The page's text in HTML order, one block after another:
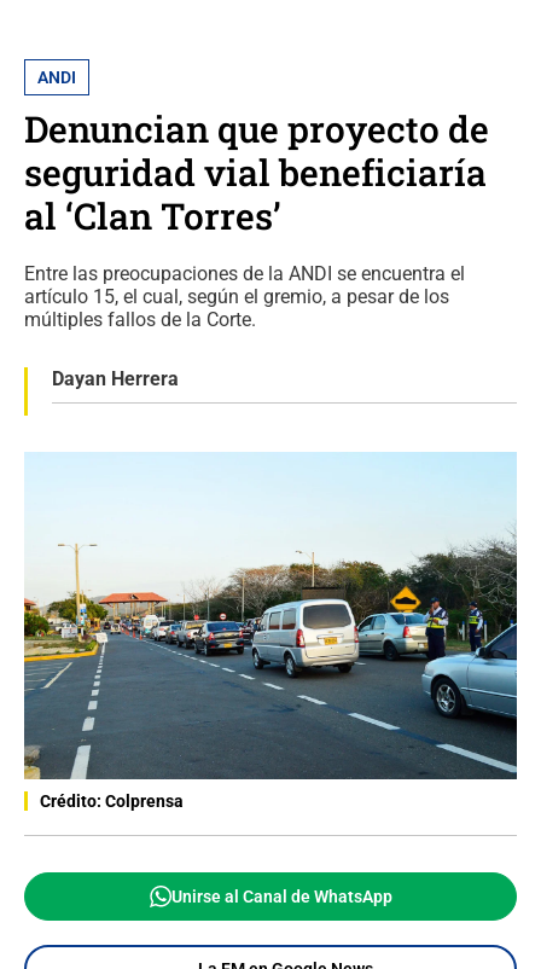
ANDI
Denuncian que proyecto de
seguridad vial beneficiaría
al ‘Clan Torres’
Entre las preocupaciones de la ANDI se encuentra el
artículo 15, el cual, según el gremio, a pesar de los
múltiples fallos de la Corte.
Dayan Herrera
Crédito: Colprensa
Unirse al Canal de WhatsApp